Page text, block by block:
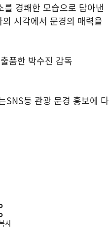
경쾌한 모습으로 담아낸
시각에서 문경의 매력을
품한 박수진 감독
SNS등 관광 문경 홍보에 다
사